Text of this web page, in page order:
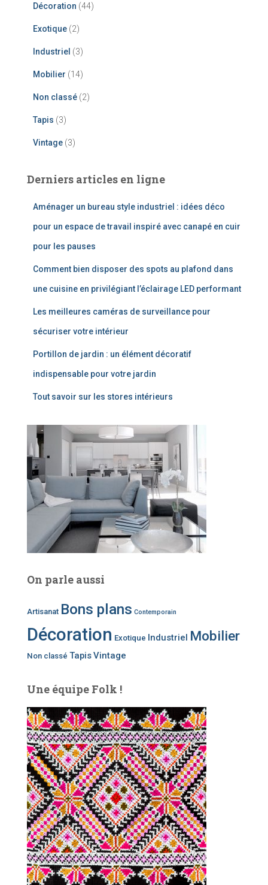
Décoration (44)
Exotique (2)
Industriel (3)
Mobilier (14)
Non classé (2)
Tapis (3)
Vintage (3)
Derniers articles en ligne
Aménager un bureau style industriel : idées déco
pour un espace de travail inspiré avec canapé en cuir
pour les pauses
Comment bien disposer des spots au plafond dans
une cuisine en privilégiant l’éclairage LED performant
Les meilleures caméras de surveillance pour
sécuriser votre intérieur
Portillon de jardin : un élément décoratif
indispensable pour votre jardin
Tout savoir sur les stores intérieurs
On parle aussi
Artisanat Bons plans Contemporain
Décoration Exotique Industriel Mobilier
Non classé TapisVintage
Une équipe Folk !